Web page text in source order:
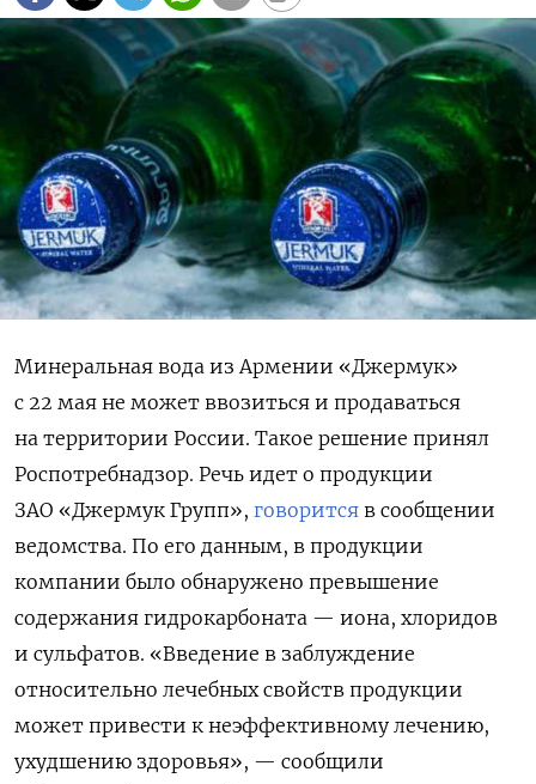
Минеральная вода из Армении «Джермук»
с 22 мая не может ввозиться и продаваться
на территории России. Такое решение принял
Роспотребнадзор. Речь идет о продукции
ЗАО «Джермук Групп», говорится в сообщении
ведомства. По его данным, в продукции
компании было обнаружено превышение
содержания гидрокарбоната — иона, хлоридов
и сульфатов. «Введение в заблуждение
относительно лечебных свойств продукции
может привести к неэффективному лечению,
ухудшению здоровья», — сообщили